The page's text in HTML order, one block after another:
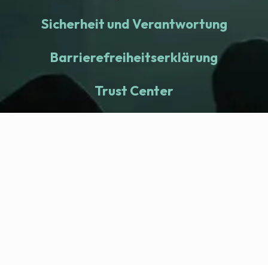
Sicherheit und Verantwortung
Barrierefreiheitserklärung
Trust Center